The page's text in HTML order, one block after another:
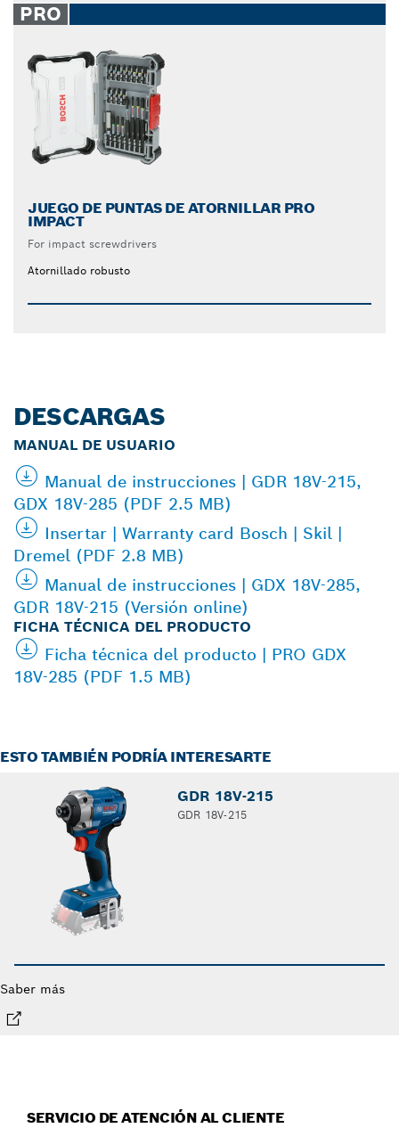
PRO
JUEGO DE PUNTAS DE ATORNILLAR PRO
IMPACT
For impact screwdrivers
Atornillado robusto
DESCARGAS
MANUAL DE USUARIO
Manual de instrucciones | GDR 18V-215,
GDX 18V-285 (PDF 2.5 MB)
Insertar | Warranty card Bosch | Skil |
Dremel (PDF 2.8 MB)
Manual de instrucciones | GDX 18V-285,
GDR 18V-215 (Versión online)
FICHA TÉCNICA DEL PRODUCTO
Ficha técnica del producto | PRO GDX
18V-285 (PDF 1.5 MB)
ESTO TAMBIÉN PODRÍA INTERESARTE
GDR 18V-215
GDR 18V-215
Saber más
SERVICIO DE ATENCIÓN AL CLIENTE